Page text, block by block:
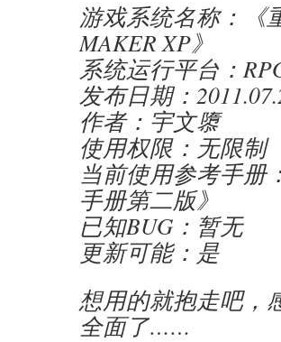
游戏系统名称：《
MAKER XP》
系统运行平台：
发布日期：
作者：宇文隳
使用权限：无限制
当前使用参考手册
手册第二版》
已知BUG：暂无
更新可能：是
想用的就抱走吧，
全面了……